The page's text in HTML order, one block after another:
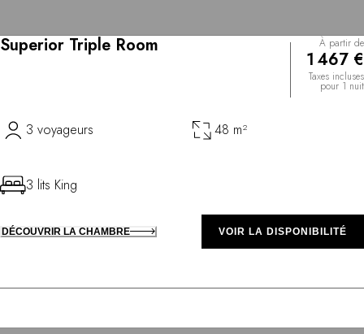
Superior Triple Room À partir de
1 467 €
Taxes incluses
pour 1 nuit
3 voyageurs 48 m²
3 lits King
DÉCOUVRIR LA CHAMBRE VOIR LA DISPONIBILITÉ